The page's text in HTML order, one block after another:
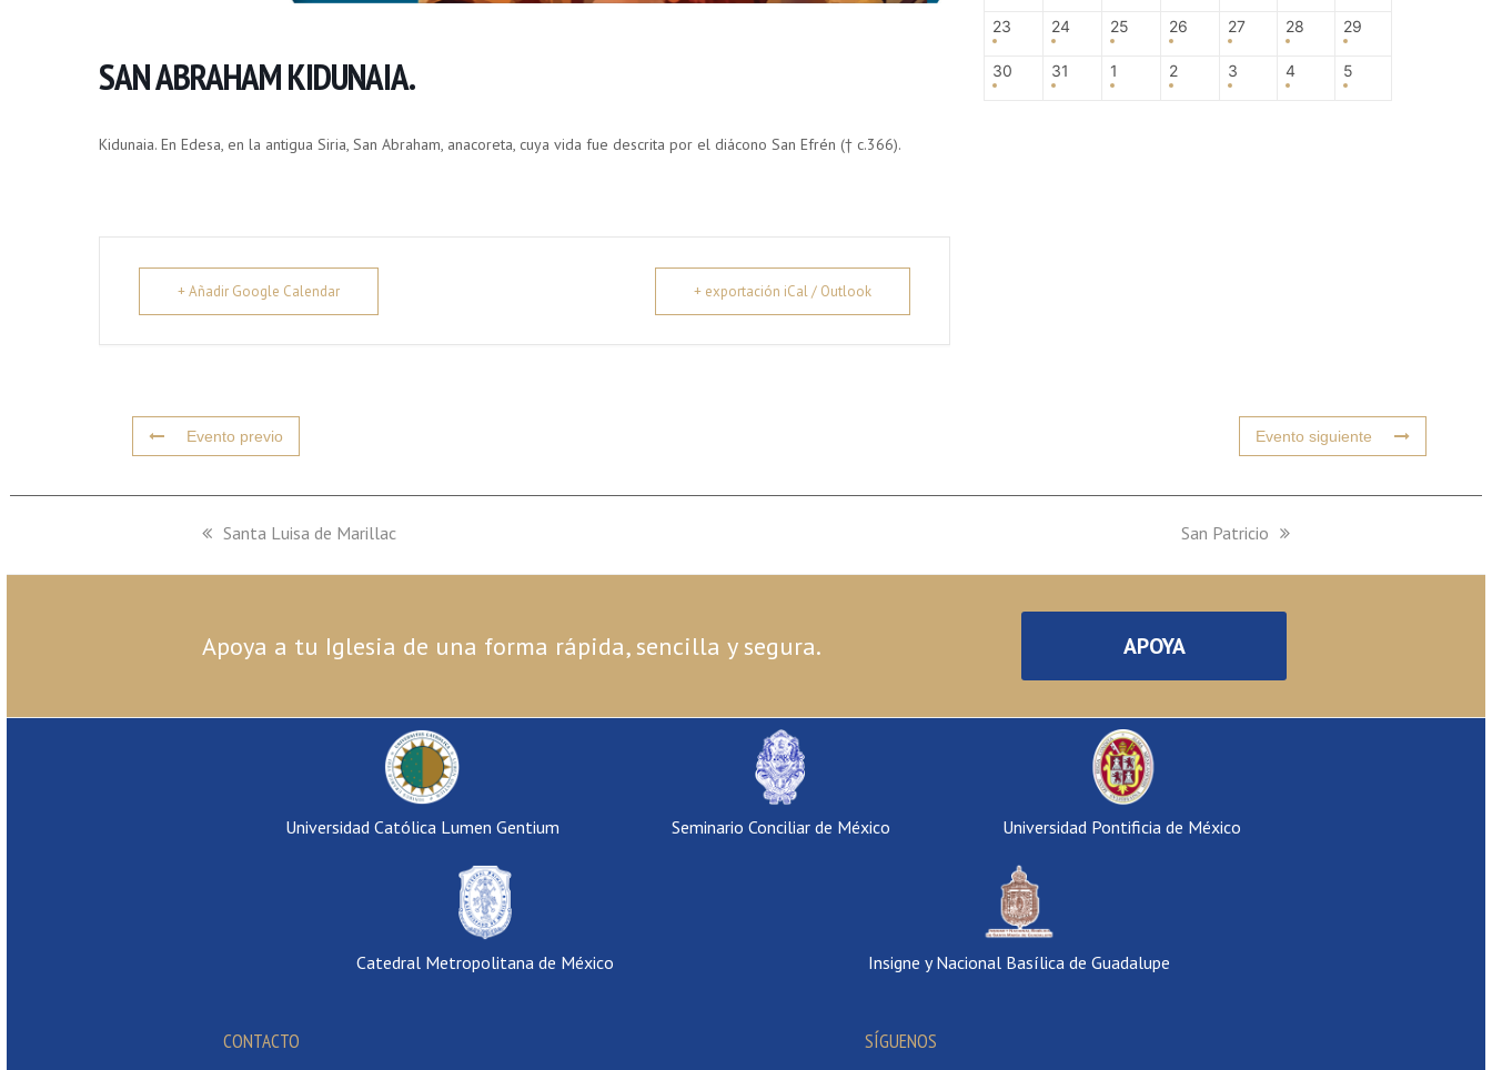
SAN ABRAHAM KIDUNAIA.
Kidunaia. En Edesa, en la antigua Siria, San Abraham, anacoreta, cuya vida fue descrita por el diácono San Efrén († c.366).
+ Añadir Google Calendar + exportación iCal / Outlook
23 24 25 26 27 28 29
30 31 1 2 3 4 5
Evento previo Evento siguiente
previous
Santa Luisa de Marillac
next
San Patricio
Apoya a tu Iglesia de una forma rápida, sencilla y segura. APOYA
Universidad Católica Lumen Gentium Seminario Conciliar de México Universidad Pontificia de México
Catedral Metropolitana de México Insigne y Nacional Basílica de Guadalupe
CONTACTO SÍGUENOS